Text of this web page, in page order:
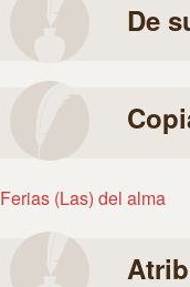
De
Ferias (Las) del alma